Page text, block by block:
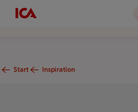
Start Inspiration